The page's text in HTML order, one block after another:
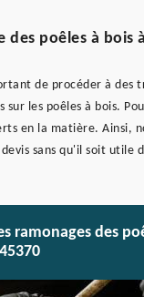
poêles à bois
de procéder à des
les poêles à bois.
en la matière. Ainsi,
sans qu'il soit utile
ramonages des